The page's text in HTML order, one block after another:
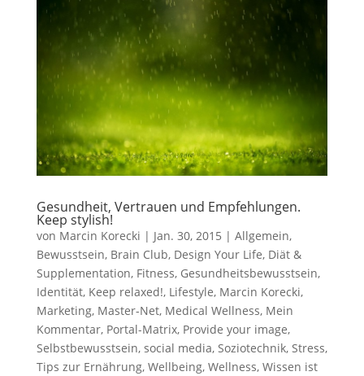
Gesundheit, Vertrauen und Empfehlungen.
Keep stylish!
von Marcin Korecki | Jan. 30, 2015 | Allgemein,
Bewusstsein, Brain Club, Design Your Life, Diät &
Supplementation, Fitness, Gesundheitsbewusstsein,
Identität, Keep relaxed!, Lifestyle, Marcin Korecki,
Marketing, Master-Net, Medical Wellness, Mein
Kommentar, Portal-Matrix, Provide your image,
Selbstbewusstsein, social media, Soziotechnik, Stress,
Tips zur Ernährung, Wellbeing, Wellness, Wissen ist